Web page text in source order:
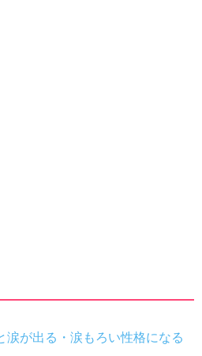
涙が出る・涙もろい性格になる